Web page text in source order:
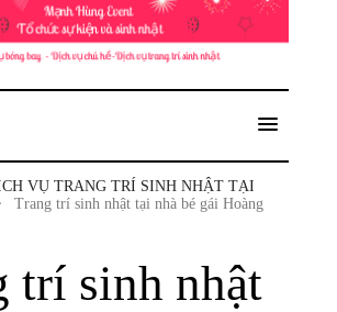
VỤ TRANG TRÍ SINH NHẬT TẠI
Trang trí sinh nhật tại nhà bé gái Hoàng
trí sinh nhật